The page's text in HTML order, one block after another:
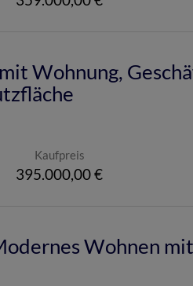
Wohnung,
Kaufpreis
395.000,00 €
Wohnen